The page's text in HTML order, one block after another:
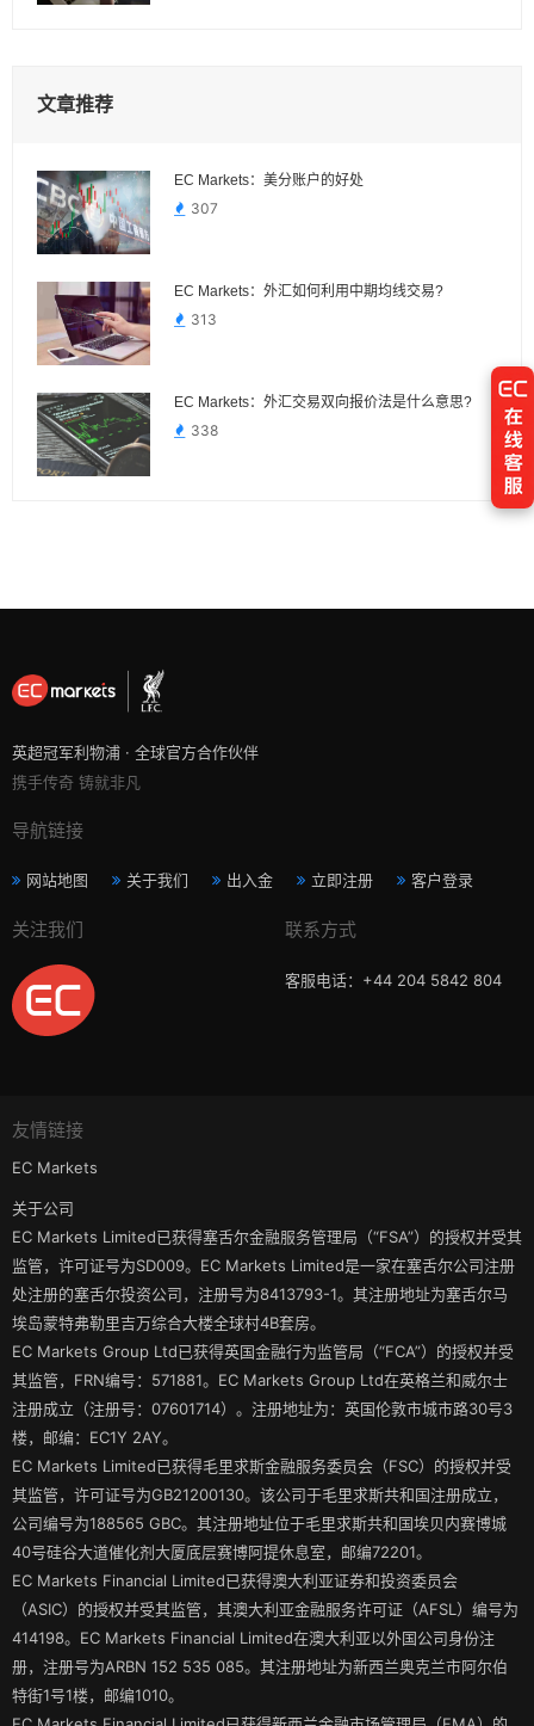
文章推荐
EC Markets：美分账户的好处
307
EC Markets：外汇如何利用中期均线交易?
313
EC Markets：外汇交易双向报价法是什么意思?
338
英超冠军利物浦 · 全球官方合作伙伴
携手传奇 铸就非凡
导航链接
网站地图 关于我们 出入金 立即注册 客户登录
关注我们 联系方式
客服电话：+44 204 5842 804
友情链接
EC Markets
关于公司
EC Markets Limited已获得塞舌尔金融服务管理局（“FSA”）的授权并受其
监管，许可证号为SD009。EC Markets Limited是一家在塞舌尔公司注册
处注册的塞舌尔投资公司，注册号为8413793-1。其注册地址为塞舌尔马
埃岛蒙特弗勒里吉万综合大楼全球村4B套房。
EC Markets Group Ltd已获得英国金融行为监管局（“FCA”）的授权并受
其监管，FRN编号：571881。EC Markets Group Ltd在英格兰和威尔士
注册成立（注册号：07601714）。注册地址为：英国伦敦市城市路30号3
楼，邮编：EC1Y 2AY。
EC Markets Limited已获得毛里求斯金融服务委员会（FSC）的授权并受
其监管，许可证号为GB21200130。该公司于毛里求斯共和国注册成立，
公司编号为188565 GBC。其注册地址位于毛里求斯共和国埃贝内赛博城
40号硅谷大道催化剂大厦底层赛博阿提休息室，邮编72201。
EC Markets Financial Limited已获得澳大利亚证券和投资委员会
（ASIC）的授权并受其监管，其澳大利亚金融服务许可证（AFSL）编号为
414198。EC Markets Financial Limited在澳大利亚以外国公司身份注
册，注册号为ARBN 152 535 085。其注册地址为新西兰奥克兰市阿尔伯
特街1号1楼，邮编1010。